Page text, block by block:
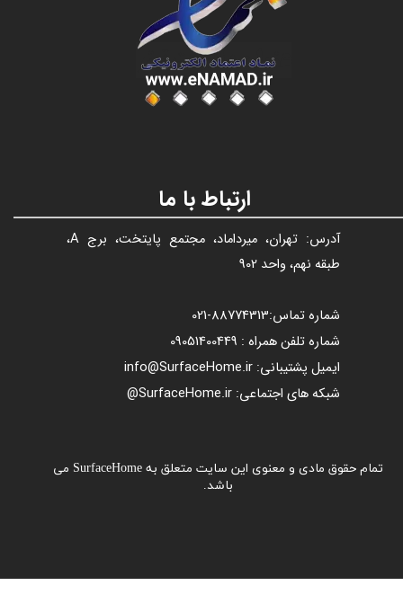
عنوان با فونت تیتر
آدرس: تهران، میرداماد، مجتمع پایتخت، برج A،
طبقه نهم، واحد 902
شماره تماس:88774313​​​​​​​
-021​​​​​​​
شماره تلفن همراه : 09051400449
ایمیل پشتیبانی: info@SurfaceHome.ir
شبکه های اجتماعی: SurfaceHome.ir@
تمام حقوق مادی و معنوی این سایت متعلق به SurfaceHome می
باشد.
ارتباط با ما